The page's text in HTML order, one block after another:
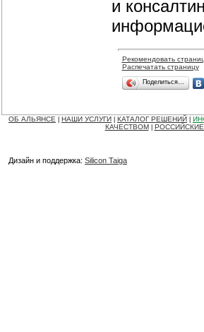
и
Рекомендовать
Распечатать страницу
Поделиться…
ОБ АЛЬЯНСЕ НАШИ УСЛУГИ КАТАЛОГ РЕШЕНИЙ
КАЧЕСТВОМ
Дизайн и поддержка: Silicon Taiga